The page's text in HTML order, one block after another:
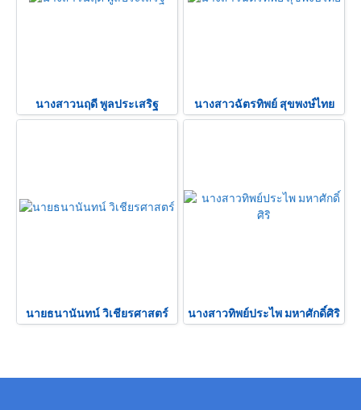
นางสาวนฤดี พูลประเสริฐ นางสาวฉัตรทิพย์ สุขพงษ์ไทย
นายธนานันทน์ วิเชียรศาสตร์ นางสาวทิพย์ประไพ มหาศักดิ์ศิริ